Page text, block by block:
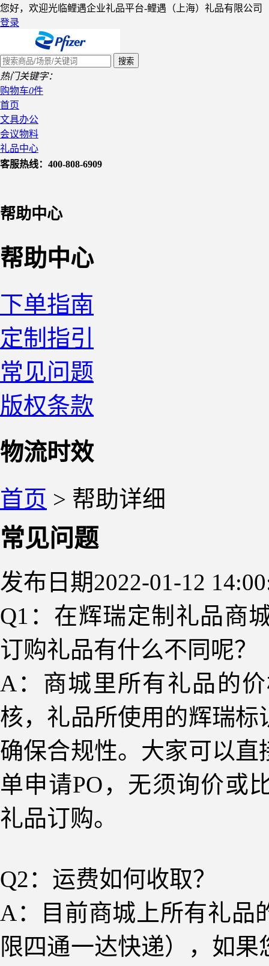
您好，欢迎光临鲤遇企业礼品平台-鲤遇（上海）礼品有限公司
登录
热门关键字：
购物车0件
首页
文具办公
会议物料
礼品中心
客服热线：400-808-6909
帮助中心
帮助中心
下单指南
定制指引
常见问题
版权条款
物流时效
首页 > 帮助详细
常见问题
发布日期2022-01-12
Q1 ：在辉瑞定制礼品商
订购礼品有什么不同呢？
A：商城里所有礼品的
核，礼品所使用的辉瑞标
确保合规性。 大家可以直
单申请PO，无须询价或
礼品订购。
Q2：运费如何收取？
A：目前商城上所有礼品
限四通一达快递），如